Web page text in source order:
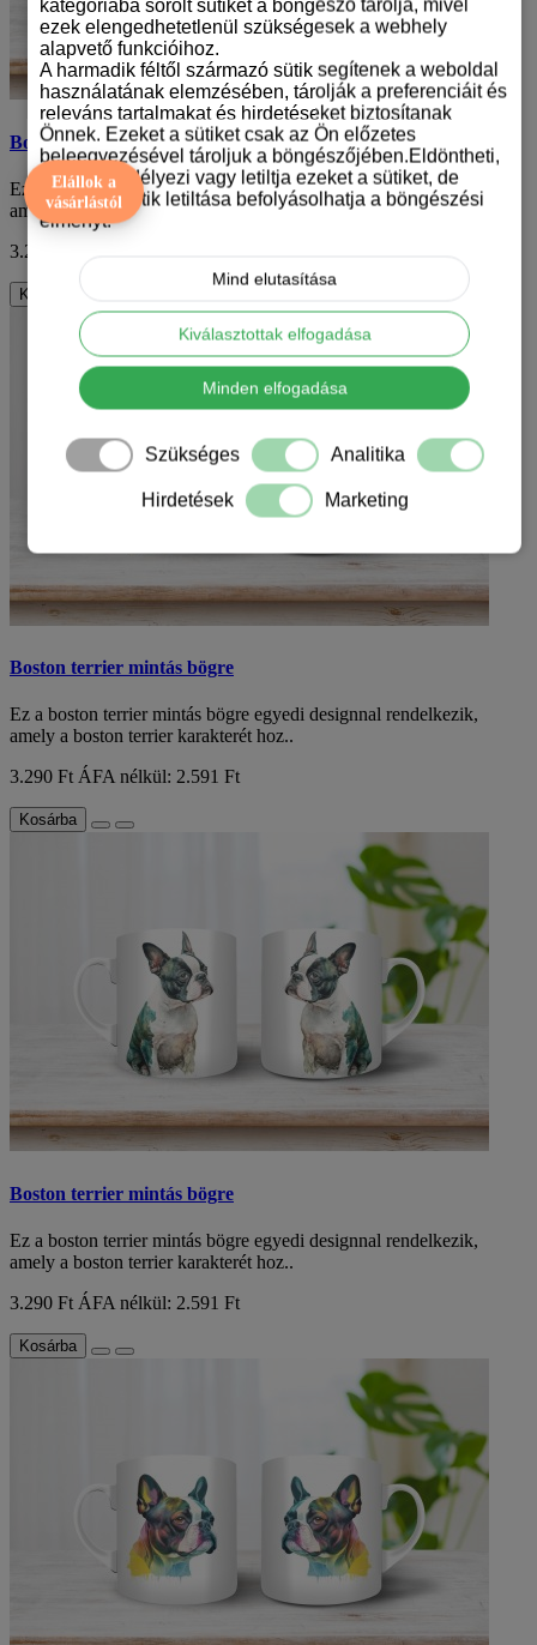
Boston terrier mintás bögre
Ez a boston terrier mintás bögre egyedi designnal rendelkezik,
amely a boston terrier karakterét hoz..
3.290 Ft
Kosárba
Boston terrier mintás bögre
Ez a boston terrier mintás bögre egyedi designnal rendelkezik,
amely a boston terrier karakterét hoz..
3.290 Ft ÁFA nélkül: 2.591 Ft
Kosárba
Boston terrier mintás bögre
Ez a boston terrier mintás bögre egyedi designnal rendelkezik,
amely a boston terrier karakterét hoz..
3.290 Ft ÁFA nélkül: 2.591 Ft
Kosárba
Elállok a
vásárlástól
kategóriába sorolt sütiket a böngésző tárolja, mivel
ezek elengedhetetlenül szükségesek a webhely
alapvető funkcióihoz.
A harmadik féltől származó sütik segítenek a weboldal
használatának elemzésében, tárolják a preferenciáit és
releváns tartalmakat és hirdetéseket biztosítanak
Önnek. Ezeket a sütiket csak az Ön előzetes
beleegyezésével tároljuk a böngészőjében.Eldöntheti,
hogy engedélyezi vagy letiltja ezeket a sütiket, de
bizonyos sütik letiltása befolyásolhatja a böngészési
élményt.
Mind elutasítása
Kiválasztottak elfogadása
Minden elfogadása
Szükséges Analitika
Hirdetések Marketing